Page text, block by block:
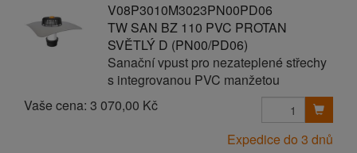
V08P3010M3023PN00PD06
TW SAN BZ 110 PVC PROTAN
SVĚTLÝ D (PN00/PD06)
Sanační vpust pro nezateplené střechy
s integrovanou PVC manžetou
Vaše cena: 3 070,00 Kč
Expedice do 3 dnů